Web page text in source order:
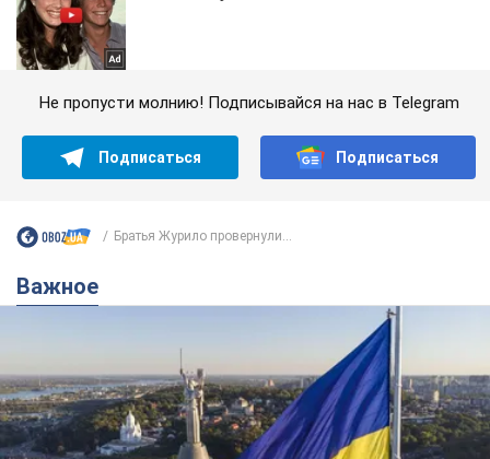
Не пропусти молнию! Подписывайся на нас в Telegram
Подписаться Подписаться
Братья Журило провернули...
Важное